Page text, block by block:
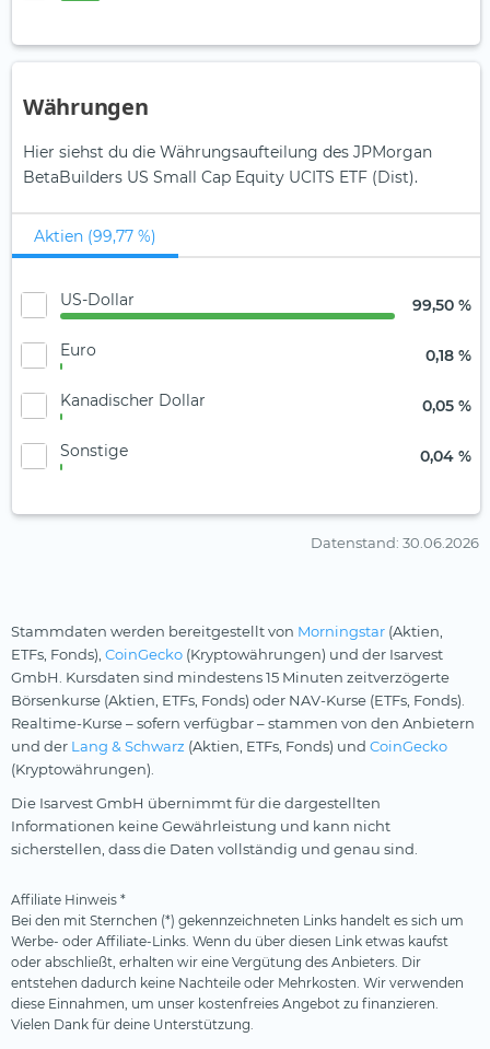
Währungen
Hier siehst du die Währungsaufteilung des JPMorgan
BetaBuilders US Small Cap Equity UCITS ETF (Dist).
Aktien (99,77 %)
US-Dollar 99,50 %
Euro 0,18 %
Kanadischer Dollar 0,05 %
Sonstige 0,04 %
Datenstand: 30.06.2026
Stammdaten werden bereitgestellt von Morningstar (Aktien,
ETFs, Fonds), CoinGecko (Kryptowährungen) und der Isarvest
GmbH. Kursdaten sind mindestens 15 Minuten zeitverzögerte
Börsenkurse (Aktien, ETFs, Fonds) oder NAV-Kurse (ETFs, Fonds).
Realtime-Kurse – sofern verfügbar – stammen von den Anbietern
und der Lang & Schwarz (Aktien, ETFs, Fonds) und CoinGecko
(Kryptowährungen).
Die Isarvest GmbH übernimmt für die dargestellten
Informationen keine Gewährleistung und kann nicht
sicherstellen, dass die Daten vollständig und genau sind.
Affiliate Hinweis *
Bei den mit Sternchen (*) gekennzeichneten Links handelt es sich um
Werbe- oder Affiliate-Links. Wenn du über diesen Link etwas kaufst
oder abschließt, erhalten wir eine Vergütung des Anbieters. Dir
entstehen dadurch keine Nachteile oder Mehrkosten. Wir verwenden
diese Einnahmen, um unser kostenfreies Angebot zu finanzieren.
Vielen Dank für deine Unterstützung.